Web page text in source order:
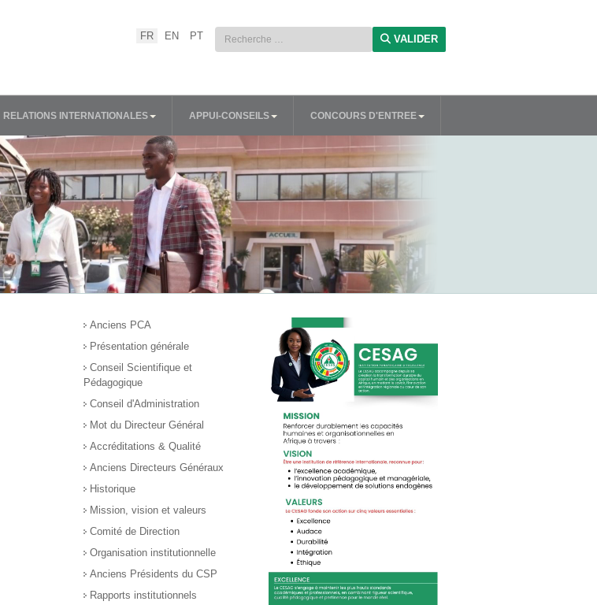
VALIDER
Sélectionnez votre langue
FR EN PT
RELATIONS INTERNATIONALES APPUI-CONSEILS CONCOURS D'ENTREE
Anciens PCA
Présentation générale
Conseil Scientifique et
Pédagogique
Conseil d'Administration
Mot du Directeur Général
Accréditations & Qualité
Anciens Directeurs Généraux
Historique
Mission, vision et valeurs
Comité de Direction
Organisation institutionnelle
Anciens Présidents du CSP
Rapports institutionnels